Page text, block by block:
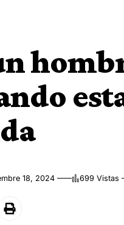
18, 2024 699 Vistas